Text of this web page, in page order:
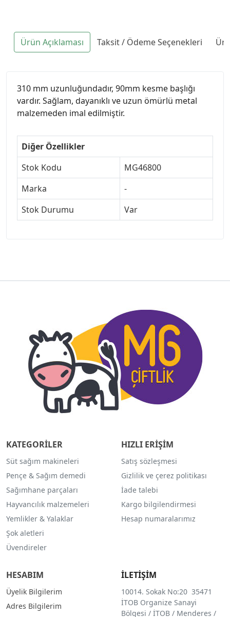
Ürün Açıklaması Taksit / Ödeme Seçenekleri
310 mm uzunluğundadır, 90mm kesme başlığı
vardır. Sağlam, dayanıklı ve uzun ömürlü metal
malzemeden imal edilmiştir.
Diğer Özellikler
Stok Kodu
MG46800
Marka
-
Stok Durumu
Var
KATEGORİLER
Süt sağım makineleri
Pençe & Sağım demedi
Sağımhane parçaları
Hayvancılık malzemeleri
Yemlikler & Yalaklar
Şok aletleri
Üvendireler
HIZLI ERİŞİM
Satış sözleşmesi
Gizlilik ve çerez politikası
İade talebi
Kargo bilgilendirmesi
Hesap numaralarımız
HESABIM
Üyelik Bilgilerim
Adres Bilgilerim
İLETİŞİM
10014. Sokak No:20 35471
İTOB Organize Sanayi
Bölgesi / İTOB / Menderes /